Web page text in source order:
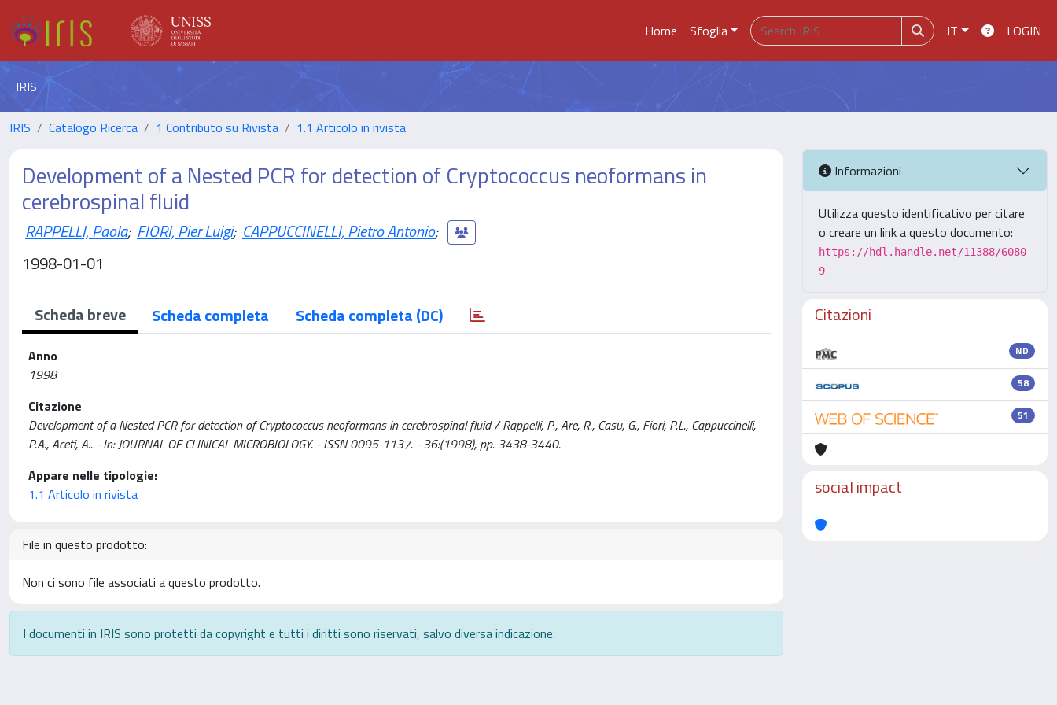
Home Sfoglia IT LOGIN
IRIS
IRIS Catalogo Ricerca 1 Contributo su Rivista 1.1 Articolo in rivista
Development of a Nested PCR for detection of Cryptococcus neoformans in
cerebrospinal fluid
RAPPELLI, Paola; FIORI, Pier Luigi; CAPPUCCINELLI, Pietro Antonio;
1998-01-01
Scheda breve Scheda completa Scheda completa (DC)
Anno
1998
Citazione
Development of a Nested PCR for detection of Cryptococcus neoformans in cerebrospinal fluid / Rappelli, P., Are, R., Casu, G., Fiori, P.L., Cappuccinelli,
P.A., Aceti, A.. - In: JOURNAL OF CLINICAL MICROBIOLOGY. - ISSN 0095-1137. - 36:(1998), pp. 3438-3440.
Appare nelle tipologie:
1.1 Articolo in rivista
File in questo prodotto:
Non ci sono file associati a questo prodotto.
I documenti in IRIS sono protetti da copyright e tutti i diritti sono riservati, salvo diversa indicazione.
Informazioni
Utilizza questo identificativo per citare
o creare un link a questo documento:
https://hdl.handle.net/11388/6080
9
Citazioni
ND
58
51
social impact